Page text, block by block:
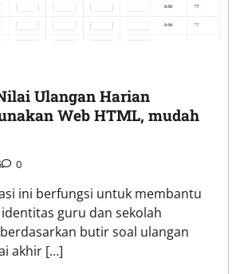
Ulangan Harian
Web HTML, mudah
0
ini berfungsi untuk membantu
guru dan sekolah
butir soal ulangan
akhir […]